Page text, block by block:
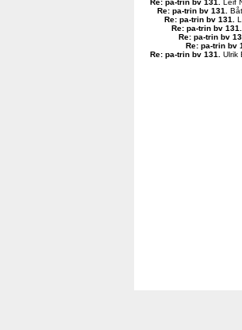
Re: pa-trin bv 131
Leif
Re: pa-trin bv 131
Re: pa-trin bv 131
Re: pa-trin bv 131
Re: pa-trin bv
Re: pa-trin bv
Re: pa-trin bv 131
Ulrik